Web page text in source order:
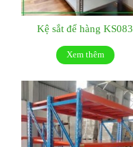
Kệ sắt để hàng KS083
Xem thêm